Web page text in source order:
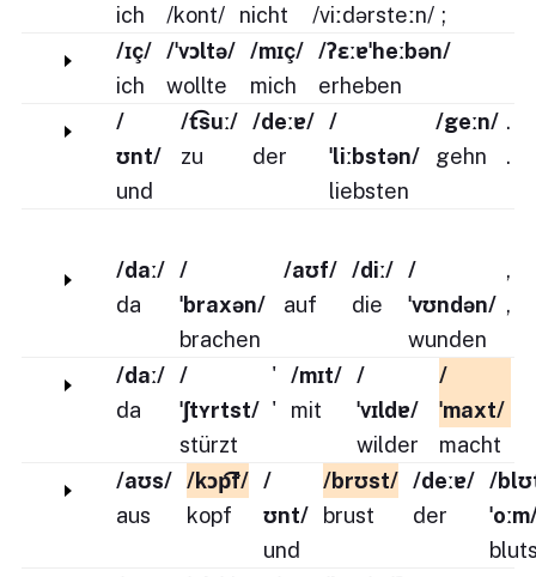
ich
/kont/
nicht
/viːdərsteːn/ ;
/ɪç/
ich
/ˈvɔltə/
wollte
/mɪç/
mich
/ʔɛːɐˈheːbən/
erheben
/
ʊnt/
und
/t͡suː/
zu
/deːɐ/
der
/
ˈliːbstən/
liebsten
/geːn/
gehn
.
.
/daː/
da
/
ˈbraxən/
brachen
/aʊf/
auf
/diː/
die
/
ˈvʊndən/
wunden
,
,
/daː/
da
/
ˈʃtʏrtst/
stürzt
'
'
/mɪt/
mit
/
ˈvɪldɐ/
wilder
/
ˈmaxt/
macht
/aʊs/
aus
/kɔp͡f/
kopf
/
ʊnt/
und
/brʊst/
brust
/deːɐ/
der
/